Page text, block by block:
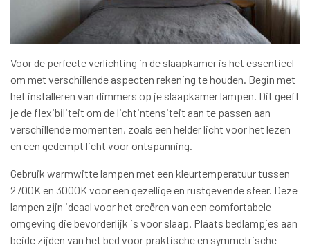
Voor de perfecte verlichting in de slaapkamer is het essentieel
om met verschillende aspecten rekening te houden. Begin met
het installeren van dimmers op je slaapkamer lampen. Dit geeft
je de flexibiliteit om de lichtintensiteit aan te passen aan
verschillende momenten, zoals een helder licht voor het lezen
en een gedempt licht voor ontspanning.
Gebruik warmwitte lampen met een kleurtemperatuur tussen
2700K en 3000K voor een gezellige en rustgevende sfeer. Deze
lampen zijn ideaal voor het creëren van een comfortabele
omgeving die bevorderlijk is voor slaap. Plaats bedlampjes aan
beide zijden van het bed voor praktische en symmetrische